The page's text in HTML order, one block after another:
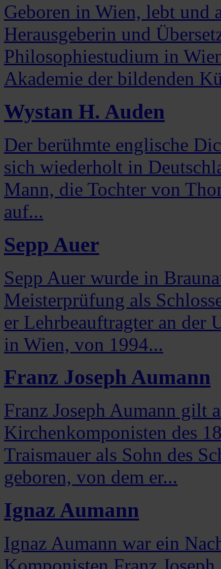
Geboren in Wien, lebt und
Herausgeberin und
Philosophiestudium in
Akademie der bildenden
Wystan H. Auden
Der berühmte englische
sich wiederholt in
Mann, die Tochter von
auf...
Sepp Auer
Sepp Auer wurde in
Meisterprüfung als
er Lehrbeauftragter an der
in Wien, von 1994...
Franz Joseph Aumann
Franz Joseph Aumann gilt
Kirchenkomponisten des
Traismauer als Sohn des
geboren, von dem er...
Ignaz Aumann
Ignaz Aumann war ein